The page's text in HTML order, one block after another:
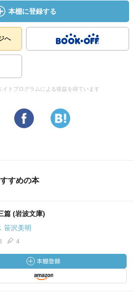
本棚に登録する
へ
イトプログラムによる収益を得ています
すめの本
篇 (岩波文庫)
笹沢美明
4